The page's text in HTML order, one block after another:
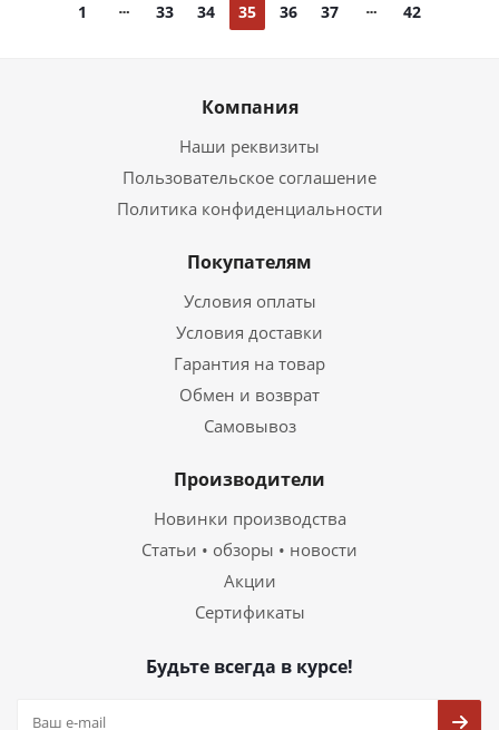
1 33 34 35 36 37 42
Компания
Наши реквизиты
Пользовательское соглашение
Политика конфиденциальности
Покупателям
Условия оплаты
Условия доставки
Гарантия на товар
Обмен и возврат
Самовывоз
Производители
Новинки производства
Статьи • обзоры • новости
Акции
Сертификаты
Будьте всегда в курсе!